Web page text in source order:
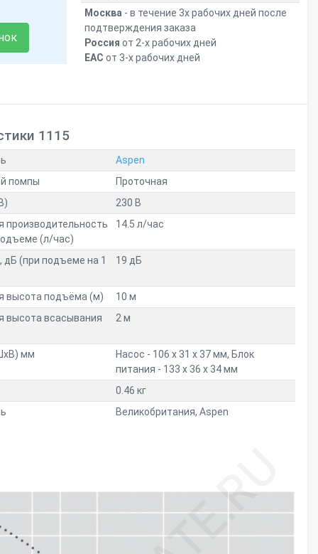
Москва - в течение 3х рабочих дней после
подтверждения заказа
Россия от 2-х рабочих дней
ЕАС от 3-х рабочих дней
1115
Aspen
помпы
Проточная
230 В
производительность
(л/час)
14.5 л/час
дБ (при подъеме на 1 19 дБ
высота подъёма (м)
10 м
высота всасывания
2 м
мм
Насос - 106 х 31 х 37 мм, Блок
питания - 133 х 36 х 34 мм
0.46 кг
Великобритания, Aspen